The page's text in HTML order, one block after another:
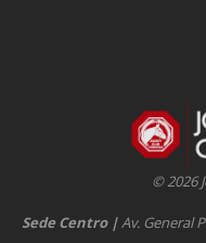
© 2026
Sede Centro |Av. General